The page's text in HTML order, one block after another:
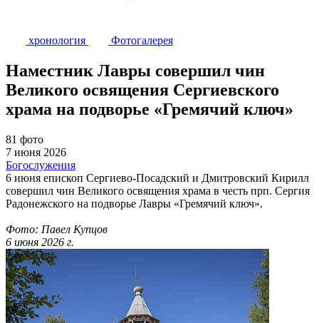
хронология Фотогалерея
Наместник Лавры совершил чин
Великого освящения Сергиевского
храма на подворье «Гремячий ключ»
81 фото
7 июня 2026
Богослужения
6 июня епископ Сергиево-Посадский и Дмитровский Кирилл
совершил чин Великого освящения храма в честь прп. Сергия
Радонежского на подворье Лавры «Гремячий ключ».
Фото: Павел Купцов
6 июня 2026 г.